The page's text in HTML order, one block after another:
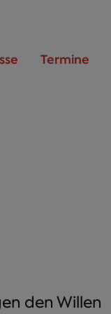
Termine
den Willen